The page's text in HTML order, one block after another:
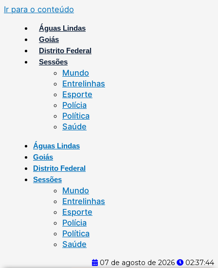
Ir para o conteúdo
Águas Lindas
Goiás
Distrito Federal
Sessões
Mundo
Entrelinhas
Esporte
Polícia
Política
Saúde
Águas Lindas
Goiás
Distrito Federal
Sessões
Mundo
Entrelinhas
Esporte
Polícia
Política
Saúde
07 de agosto de 2026 02:37:44